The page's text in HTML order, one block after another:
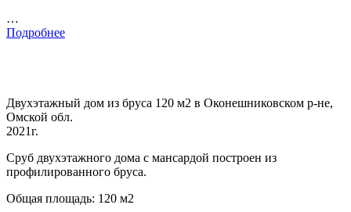
…
Подробнее
Двухэтажный дом из бруса 120 м2 в Оконешниковском р-не,
Омской обл.
2021г.
Сруб двухэтажного дома с мансардой построен из
профилированного бруса.
Общая площадь: 120 м2